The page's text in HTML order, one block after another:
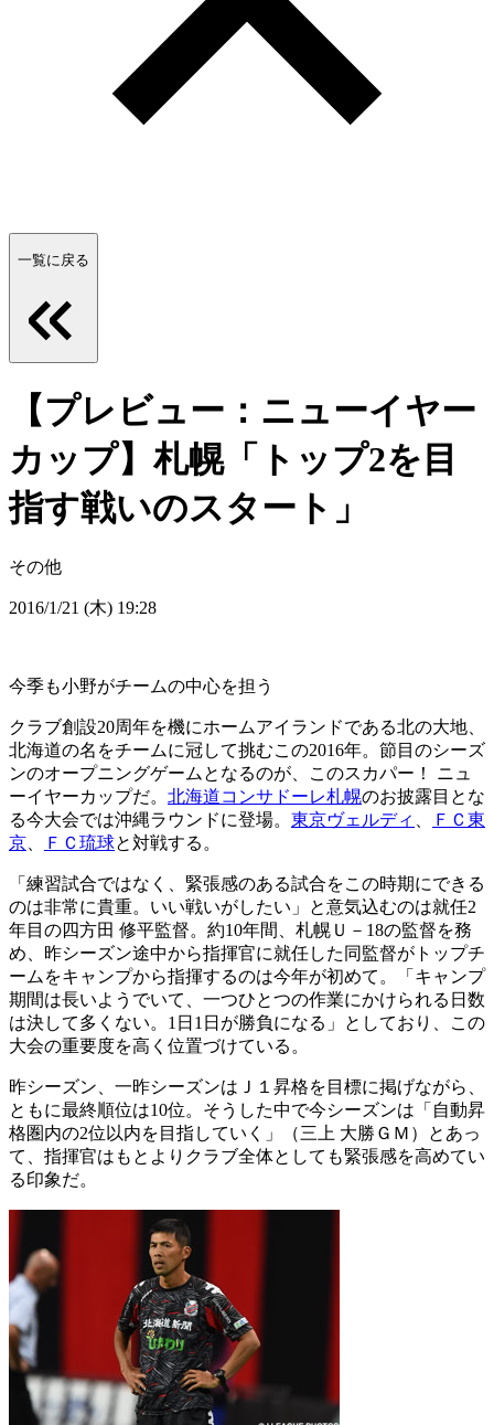
一覧に戻る
【プレビュー：ニューイヤー
カップ】札幌「トップ2を目
指す戦いのスタート」
その他
2016/1/21 (木) 19:28
今季も小野がチームの中心を担う
クラブ創設20周年を機にホームアイランドである北の大地、
北海道の名をチームに冠して挑むこの2016年。節目のシーズ
ンのオープニングゲームとなるのが、このスカパー！ ニュ
ーイヤーカップだ。 北海道コンサドーレ札幌のお披露目とな
る今大会では沖縄ラウンドに登場。 東京ヴェルディ
ＦＣ東
京
ＦＣ琉球と対戦する。
「練習試合ではなく、緊張感のある試合をこの時期にできる
のは非常に貴重。いい戦いがしたい」と意気込むのは就任2
年目の四方田 修平監督。約10年間、札幌Ｕ－18の監督を務
め、昨シーズン途中から指揮官に就任した同監督がトップチ
ームをキャンプから指揮するのは今年が初めて。「キャンプ
期間は長いようでいて、一つひとつの作業にかけられる日数
は決して多くない。1日1日が勝負になる」としており、この
大会の重要度を高く位置づけている。
昨シーズン、一昨シーズンはＪ１昇格を目標に掲げながら、
ともに最終順位は10位。そうした中で今シーズンは「自動昇
格圏内の2位以内を目指していく」（三上 大勝ＧＭ）とあっ
て、指揮官はもとよりクラブ全体としても緊張感を高めてい
る印象だ。